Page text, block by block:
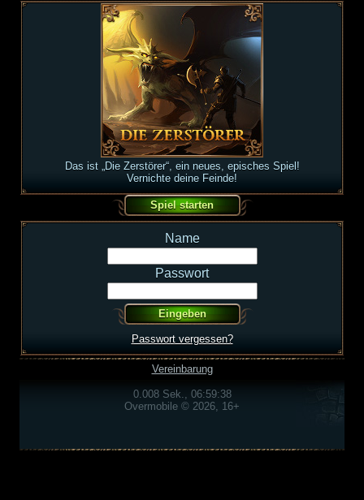
Das ist „Die Zerstörer“, ein neues, episches Spiel!
Vernichte deine Feinde!
Name
Passwort
Passwort vergessen?
Vereinbarung
0.008 Sek., 06:59:38
Overmobile © 2026, 16+